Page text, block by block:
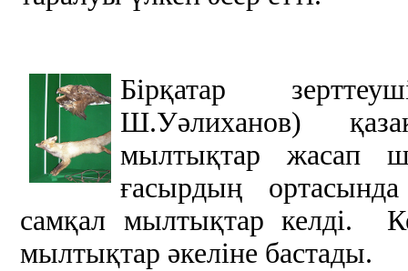
Бірқатар
Ш.Уәлиханов)
мылтықтар жасап
ғасырдың
самқал мылтықтар келді.
мылтықтар әкеліне бастады.